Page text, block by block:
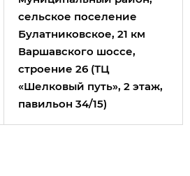
сельское поселение
Булатниковское, 21 км
Варшавского шоссе,
строение 26 (ТЦ
«Шелковый путь», 2 этаж,
павильон 34/15)